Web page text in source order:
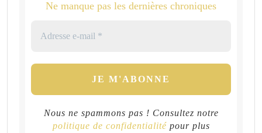
Ne manque pas les dernières chroniques
Nous ne spammons pas ! Consultez notre
politique de confidentialitépour plus